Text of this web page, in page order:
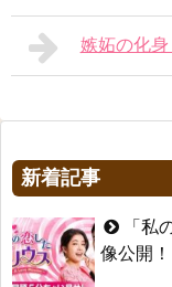
嫉妬の化
新着記事
「私
像公開！